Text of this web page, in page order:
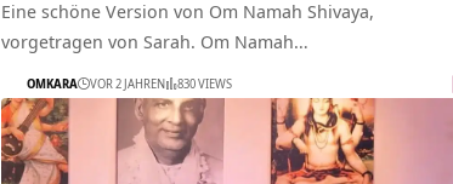
Eine schöne Version von Om Namah Shivaya,
vorgetragen von Sarah. Om Namah…
OMKARA VOR 2 JAHREN 830 VIEWS